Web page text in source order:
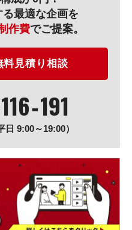
最適な企画を
作費でご提案。
料見積り相談
116‐191
9:00～19:00）